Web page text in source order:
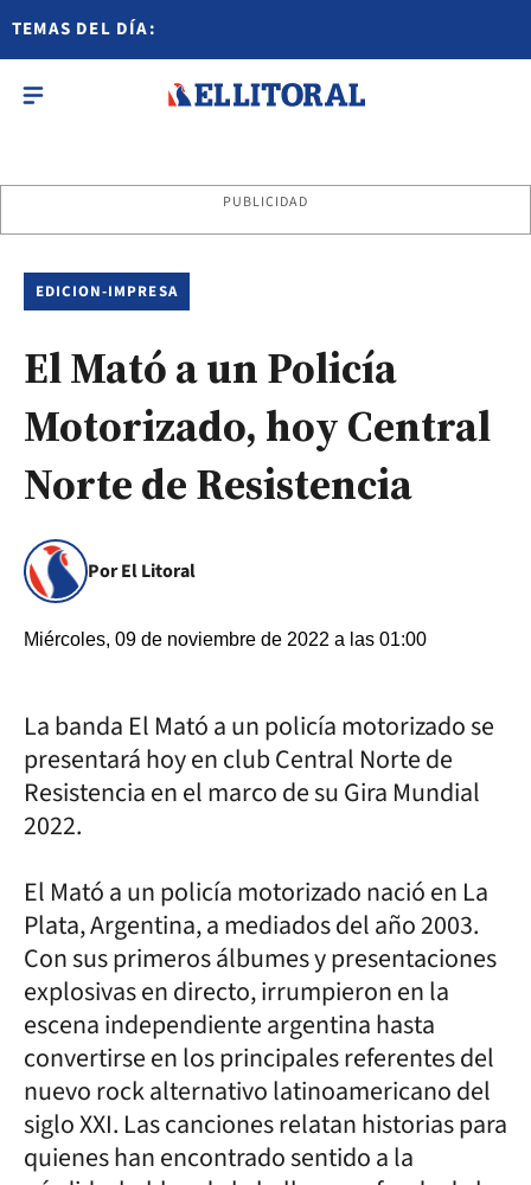
TEMAS DEL DÍA:
PUBLICIDAD
EDICION-IMPRESA
El Mató a un Policía
Motorizado, hoy Central
Norte de Resistencia
Por El Litoral
Miércoles, 09 de noviembre de 2022 a las 01:00
La banda El Mató a un policía motorizado se
presentará hoy en club Central Norte de
Resistencia en el marco de su Gira Mundial
2022.
El Mató a un policía motorizado nació en La
Plata, Argentina, a mediados del año 2003.
Con sus primeros álbumes y presentaciones
explosivas en directo, irrumpieron en la
escena independiente argentina hasta
convertirse en los principales referentes del
nuevo rock alternativo latinoamericano del
siglo XXI. Las canciones relatan historias para
quienes han encontrado sentido a la